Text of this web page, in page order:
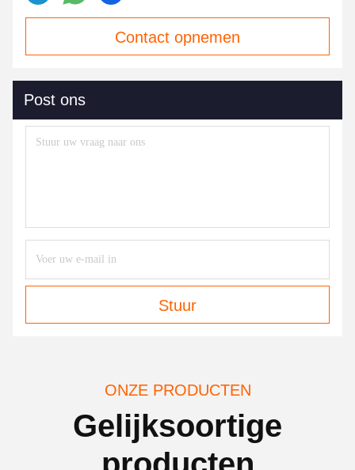
Contact opnemen
Post ons
Stuur
ONZE PRODUCTEN
Gelijksoortige